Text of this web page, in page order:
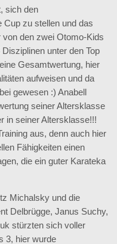
sich den
Cup zu stellen und das
von den zwei Otomo-Kids
unter den Top
Gesamtwertung, hier
aufweisen und da
gewesen :) Anabell
seiner Altersklasse
in seiner Altersklasse!!!
aus, denn auch hier
Fähigkeiten einen
die ein guter Karateka
Michalsky und die
Delbrügge, Janus Suchy,
stürzten sich voller
3, hier wurde